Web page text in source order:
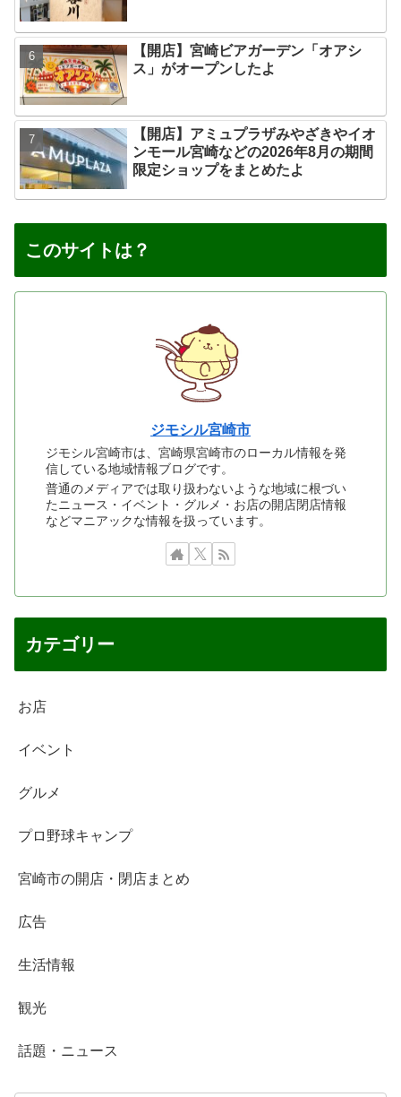
【開店】宮崎ビアガーデン「オアシ
ス」がオープンしたよ
【開店】アミュプラザみやざきやイオ
ンモール宮崎などの2026年8月の期間
限定ショップをまとめたよ
このサイトは？
ジモシル宮崎市
ジモシル宮崎市は、宮崎県宮崎市のローカル情報を発
信している地域情報ブログです。
普通のメディアでは取り扱わないような地域に根づい
たニュース・イベント・グルメ・お店の開店閉店情報
などマニアックな情報を扱っています。
カテゴリー
お店
イベント
グルメ
プロ野球キャンプ
宮崎市の開店・閉店まとめ
広告
生活情報
観光
話題・ニュース